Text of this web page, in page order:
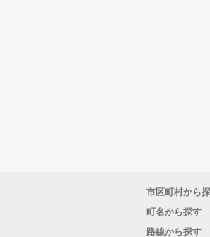
市区町村から
町名から探す
路線から探す